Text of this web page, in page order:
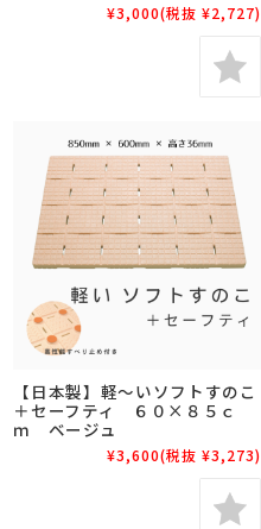
¥3,000(税抜 ¥2,727)
【日本製】軽～いソフトすのこ
＋セーフティ ６０×８５ｃ
ｍ ベージュ
¥3,600(税抜 ¥3,273)